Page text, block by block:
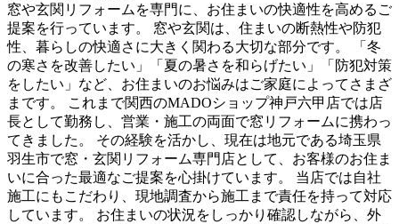
窓や玄関リフォームを専門に、お住まいの快適性を高めるご
提案を行っています。 窓や玄関は、住まいの断熱性や防犯
性、暮らしの快適さに大きく関わる大切な部分です。 「冬
の寒さを改善したい」「夏の暑さを和らげたい」「防犯対策
をしたい」など、お住まいのお悩みはご家庭によってさまざ
まです。 これまで関西のMADOショップ神戸六甲店では店
長として勤務し、営業・施工の両面で窓リフォームに携わっ
てきました。 その経験を活かし、現在は地元である埼玉県
羽生市で窓・玄関リフォーム専門店として、お客様のお住ま
いに合った最適なご提案を心掛けています。 当店では自社
施工にもこだわり、現地調査から施工まで責任を持って対応
しています。 お住まいの状況をしっかり確認しながら、外